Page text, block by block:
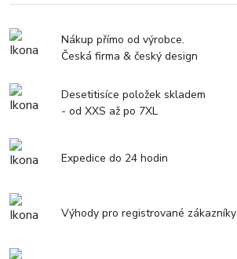
Nákup přímo od výrobce.
Česká firma & český design
Desetitisíce položek skladem
- od XXS až po 7XL
Expedice do 24 hodin
Výhody pro registrované zákazníky